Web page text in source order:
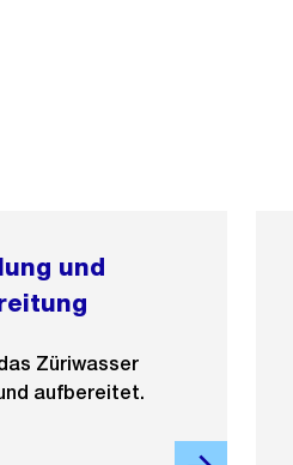
und
Züriwasser
aufbereitet.